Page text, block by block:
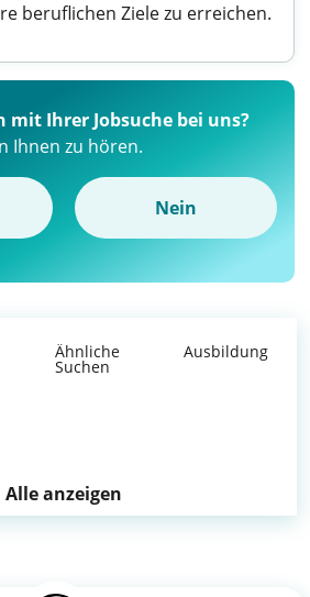
beruflichen Ziele zu erreichen.
mit Ihrer Jobsuche bei uns?
Ihnen zu hören.
Nein
Ähnliche
Suchen
Ausbildung
Alle anzeigen